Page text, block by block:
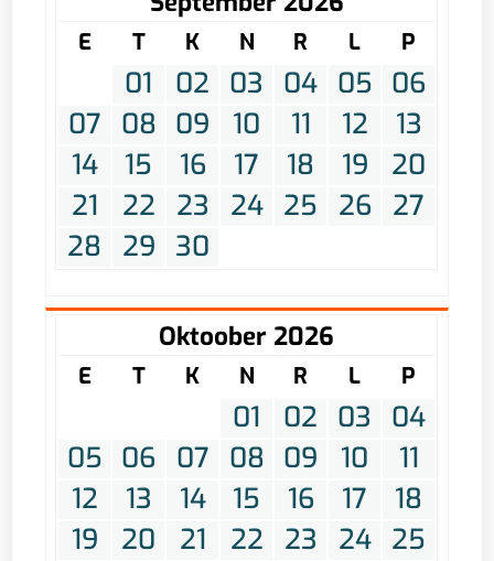
E T K N R L P
01 02 03 04 05 06
07
08 09 10 11 12
13
14
15 16 17 18 19
20
21
22 23 24 25 26
27
28
29 30
Oktoober 2026
E T K N R L P
01 02 03
04
05 06 07 08 09 10
11
12
13 14 15 16 17
18
19
20 21 22 23 24 25